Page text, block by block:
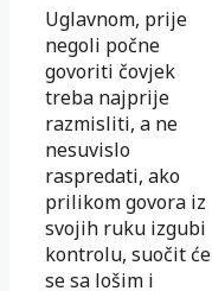
Uglavnom, prije
negoli počne
govoriti čovjek
treba najprije
razmisliti, a ne
nesuvislo
raspredati, ako
prilikom govora iz
svojih ruku izgubi
kontrolu, suočit će
se sa lošim i